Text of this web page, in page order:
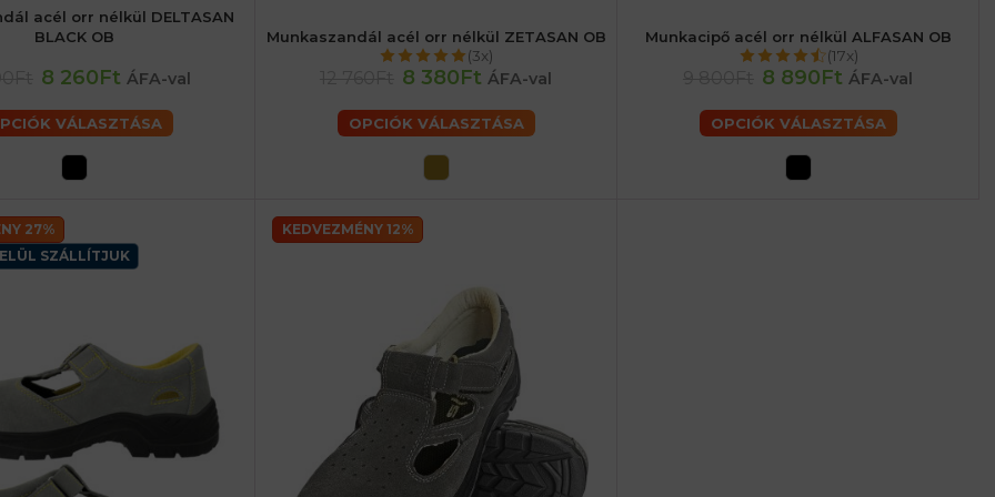
41 42 44 46 47 49
acél orr nélkül DELTASAN
BLACK OB
8 260Ft ÁFA-val
VÁLASZTÁSA
36 37 38 39 40 41 42 43 44
45
47 48 49
Munkaszandál acél orr nélkül ZETASAN OB
(3x)
8 380Ft ÁFA-val
OPCIÓK VÁLASZTÁSA
36 37 38 39 40 41 42 43 44
45
47 48 49
Munkacipő acél orr nélkül ALFASAN OB
(17x)
8 890Ft ÁFA-val
OPCIÓK VÁLASZTÁSA
27%
SZÁLLÍTJUK
KEDVEZMÉNY 12%